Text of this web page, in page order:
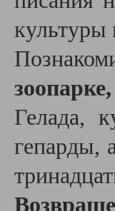
культуры
зоопарке,
Гелада,
гепарды,